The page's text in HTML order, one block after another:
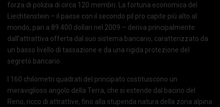
forza di polizia di circa 120 membri. La fortuna economica del
Liechtenstein – il paese con il secondo pil pro capite più alto al
mondo, pari a 89.400 dollari nel 2009 – deriva principalmente
dall’attrattiva offerta dal suo sistema bancario, caratterizzato da
un basso livello di tassazione e da una rigida protezione del
segreto bancario.
I 160 chilometri quadrati del principato costituiscono un
meraviglioso angolo della Terra, che si estende dal bacino del
Reno, ricco di attrattive, fino alla stupenda natura della zona alpina